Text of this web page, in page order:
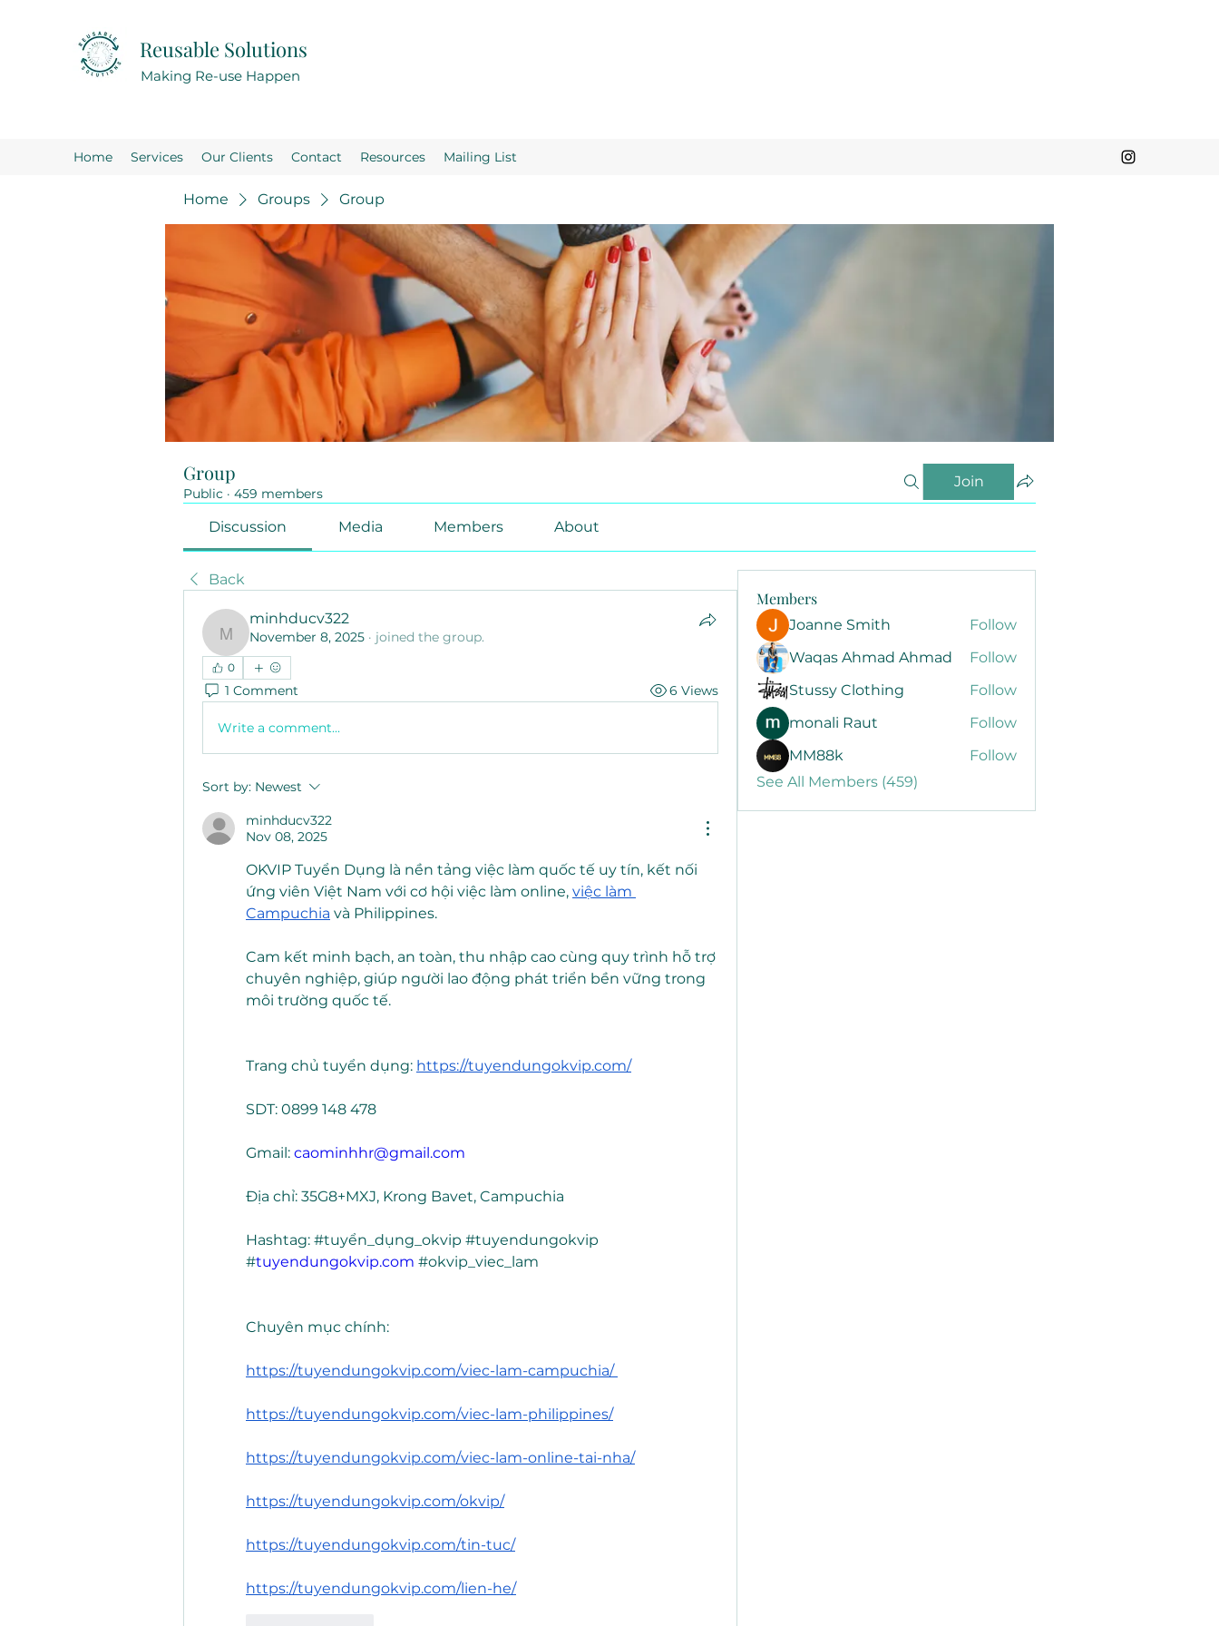
Reusable Solutions
Making Re-use Happen
Home Services Our Clients Contact Resources Mailing List
Home Groups Group
Group
Public · 459 members
Join
Discussion Media Members About
Back
minhducv322
minhducv322
November 8, 2025 · joined the group.
0
1 Comment 6 Views
Write a comment...
Sort by: Newest
minhducv322
Nov 08, 2025
OKVIP Tuyển Dụng là nền tảng việc làm quốc tế uy tín, kết nối
ứng viên Việt Nam với cơ hội việc làm online, việc làm
Campuchia và Philippines.
Cam kết minh bạch, an toàn, thu nhập cao cùng quy trình hỗ trợ
chuyên nghiệp, giúp người lao động phát triển bền vững trong
môi trường quốc tế.
Trang chủ tuyển dụng: https://tuyendungokvip.com/
SDT: 0899 148 478
Gmail: caominhhr@gmail.com
Địa chỉ: 35G8+MXJ, Krong Bavet, Campuchia
Hashtag: #tuyển_dụng_okvip #tuyendungokvip
#tuyendungokvip.com #okvip_viec_lam
Chuyên mục chính:
https://tuyendungokvip.com/viec-lam-campuchia/
https://tuyendungokvip.com/viec-lam-philippines/
https://tuyendungokvip.com/viec-lam-online-tai-nha/
https://tuyendungokvip.com/okvip/
https://tuyendungokvip.com/tin-tuc/
https://tuyendungokvip.com/lien-he/
Members
Joanne Smith
Follow
Waqas Ahmad Ahmad
Follow
Stussy Clothing
Follow
monali Raut
Follow
MM88k
Follow
See All Members (459)